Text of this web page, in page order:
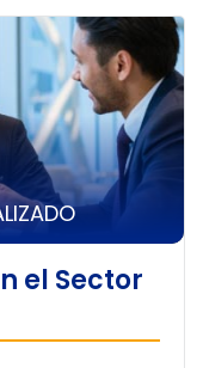
el Sector